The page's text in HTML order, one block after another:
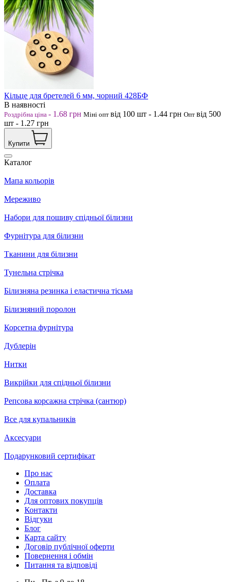
Кільце для бретелей 6 мм, чорний 428БФ
В наявності
Роздрібна ціна - 1.68 грн Міні опт від 100 шт - 1.44 грн Опт від 500
шт - 1.27 грн
Купити
Каталог
Мапа кольорів
Мереживо
Набори для пошиву спідньої білизни
Фурнітура для білизни
Тканини для білизни
Тунельна стрічка
Білизняна резинка і еластична тісьма
Білизняний поролон
Корсетна фурнітура
Дублерін
Нитки
Викрійки для спідньої білизни
Репсова корсажна стрічка (сантюр)
Все для купальників
Аксесуари
Подарунковий сертифікат
Про нас
Оплата
Доставка
Для оптових покупців
Контакти
Відгуки
Блог
Карта сайту
Договір публічної оферти
Повернення і обмін
Питання та відповіді